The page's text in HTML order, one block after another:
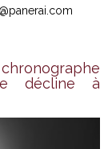
décline à